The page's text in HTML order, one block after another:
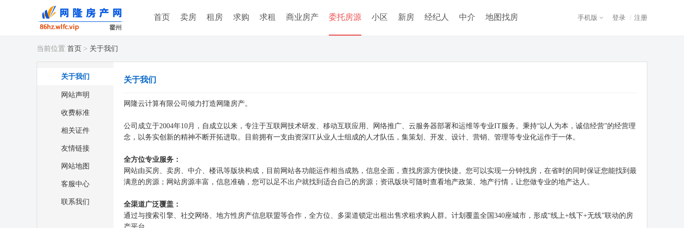
首页 卖房 租房 求购 求租 商业房产 委托房源 小区 新房 经纪人 中介 地图找房 登录 / 注册
手机版
当前位置 首页 > 关于我们
关于我们
网站声明
收费标准
相关证件
友情链接
网站地图
客服中心
联系我们
关于我们
网隆云计算有限公司倾力打造网隆房产。
公司成立于2004年10月，自成立以来，专注于互联网技术研发、移动互联应用、网络推广、云服务器部署和运维等专业IT服务。秉持“以人为本，诚信经营”的经营理
念，以务实创新的精神不断开拓进取。目前拥有一支由资深IT从业人士组成的人才队伍，集策划、开发、设计、营销、管理等专业化运作于一体。
全方位专业服务：
网站由买房、卖房、中介、楼讯等版块构成，目前网站各功能运作相当成熟，信息全面，查找房源方便快捷。您可以实现一分钟找房，在省时的同时保证您能找到最
满意的房源；网站房源丰富，信息准确，您可以足不出户就找到适合自己的房源；资讯版块可随时查看地产政策、地产行情，让您做专业的地产达人。
全渠道广泛覆盖：
通过与搜索引擎、社交网络、地方性房产信息联盟等合作，全方位、多渠道锁定出租出售求租求购人群。计划覆盖全国340座城市，形成“线上+线下+无线”联动的房